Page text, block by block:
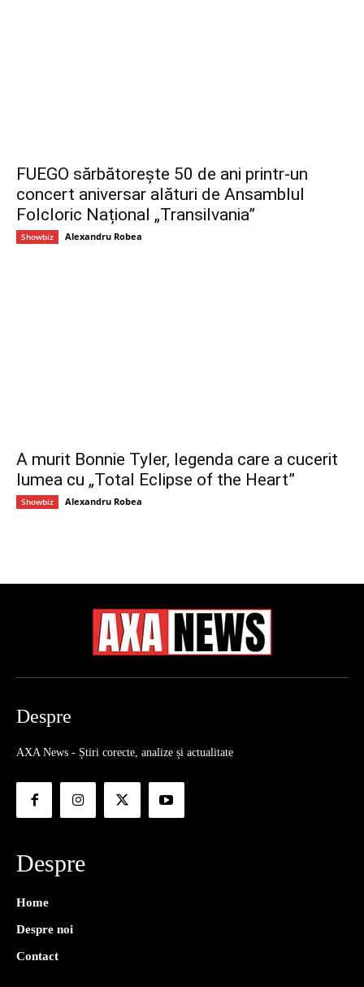
FUEGO sărbătorește 50 de ani printr-un
concert aniversar alături de Ansamblul
Folcloric Național „Transilvania”
Showbiz Alexandru Robea
A murit Bonnie Tyler, legenda care a cucerit
lumea cu „Total Eclipse of the Heart”
Showbiz Alexandru Robea
Despre
AXA News - Știri corecte, analize și actualitate
Despre
Home
Despre noi
Contact